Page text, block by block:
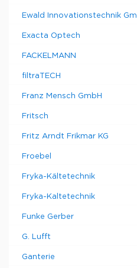
Ewald Innovationstechnik
Exacta Optech
FACKELMANN
filtraTECH
Franz Mensch GmbH
Fritsch
Fritz Arndt Frikmar KG
Froebel
Fryka-Kältetechnik
Fryka-Kaltetechnik
Funke Gerber
G. Lufft
Ganterie